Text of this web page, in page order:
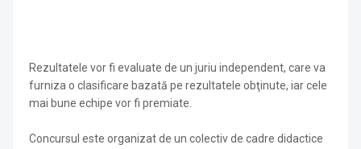
Rezultatele vor fi evaluate de un juriu independent, care va
furniza o clasificare bazată pe rezultatele obţinute, iar cele
mai bune echipe vor fi premiate.
Concursul este organizat de un colectiv de cadre didactice